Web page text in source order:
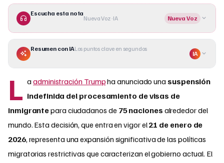
Escucha esta nota
Nueva Voz · IA Nueva Voz
Resumen con IALos puntos clave en segundos
IA
L aadministración Trumpha anunciado unasuspensión
indefinida del procesamiento de visas de
inmigrantepara ciudadanos de 75 naciones alrededor del
mundo. Esta decisión, que entra en vigor el21 de enero de
2026, representa una expansión significativa de las políticas
migratorias restrictivas que caracterizan el gobierno actual. El